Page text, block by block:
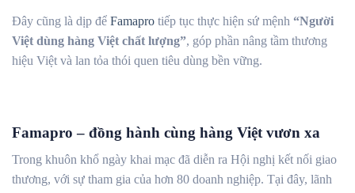
Đây cũng là dịp để Famapro tiếp tục thực hiện sứ mệnh “Người
Việt dùng hàng Việt chất lượng”, góp phần nâng tầm thương
hiệu Việt và lan tỏa thói quen tiêu dùng bền vững.
Famapro – đồng hành cùng hàng Việt vươn xa
Trong khuôn khổ ngày khai mạc đã diễn ra Hội nghị kết nối giao
thương, với sự tham gia của hơn 80 doanh nghiệp. Tại đây, lãnh